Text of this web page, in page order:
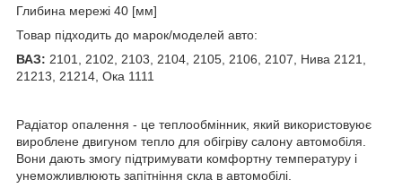
Глибина мережі 40 [мм]
Товар підходить до марок/моделей авто:
ВАЗ: 2101, 2102, 2103, 2104, 2105, 2106, 2107, Нива 2121,
21213, 21214, Ока 1111
Радіатор опалення - це теплообмінник, який використовуює
вироблене двигуном тепло для обігріву салону автомобіля.
Вони дають змогу підтримувати комфортну температуру і
унеможливлюють запітніння скла в автомобілі.